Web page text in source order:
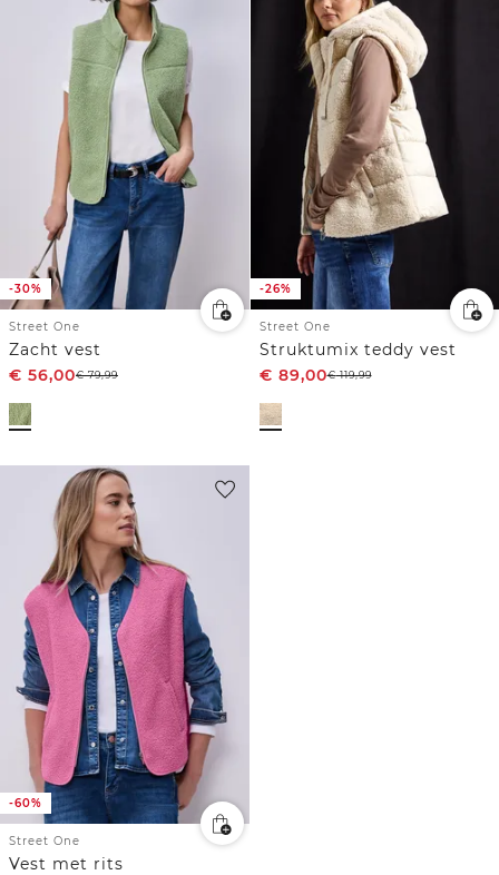
-30%
Street One
Zacht vest
€ 56,00€79,99
-26%
Street One
Struktumix teddy vest
€ 89,00€119,99
-60%
Street One
Vest met rits